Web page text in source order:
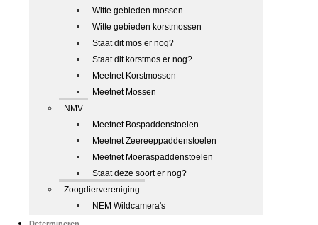
Witte gebieden mossen
Witte gebieden korstmossen
Staat dit mos er nog?
Staat dit korstmos er nog?
Meetnet Korstmossen
Meetnet Mossen
NMV
Meetnet Bospaddenstoelen
Meetnet Zeereeppaddenstoelen
Meetnet Moeraspaddenstoelen
Staat deze soort er nog?
Zoogdiervereniging
NEM Wildcamera's